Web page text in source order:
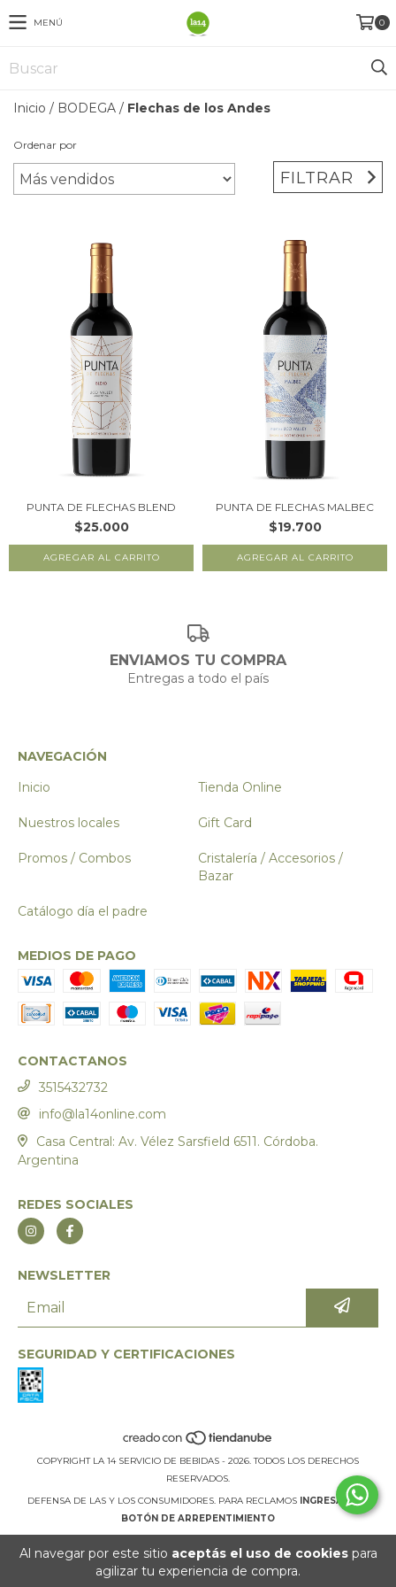
Al navegar por este sitio aceptás el uso de cookiespara
agilizar tu experiencia de compra.
MENÚ 0
Inicio / BODEGA / Flechas de los Andes
Ordenar por
FILTRAR
PUNTA DE FLECHAS BLEND
$25.000
PUNTA DE FLECHAS MALBEC
$19.700
ENVIAMOS TU COMPRA
Entregas a todo el país
NAVEGACIÓN
Inicio
Tienda Online
Nuestros locales Gift Card
Promos / Combos
Cristalería / Accesorios /
Bazar
Catálogo día el padre
MEDIOS DE PAGO
CONTACTANOS
3515432732
info@la14online.com
Casa Central: Av. Vélez Sarsfield 6511. Córdoba.
Argentina
REDES SOCIALES
NEWSLETTER
SEGURIDAD Y CERTIFICACIONES
COPYRIGHT LA 14 SERVICIO DE BEBIDAS - 2026. TODOS LOS DERECHOS
RESERVADOS.
DEFENSA DE LAS Y LOS CONSUMIDORES. PARA RECLAMOS
INGRESÁ ACÁ.
BOTÓN DE ARREPENTIMIENTO